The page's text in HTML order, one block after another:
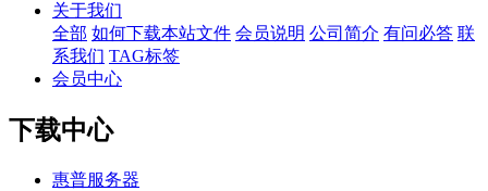
关于我们
全部 如何下载本站文件 会员说明 公司简介 有问必答 联
系我们 TAG标签
会员中心
下载中心
惠普服务器